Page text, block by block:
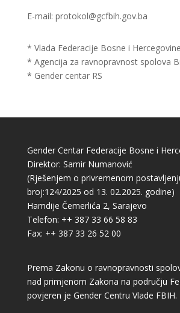
E-mail: protokol@gcfbih.gov.ba
* Vlada Federacije Bosne i Hercegovine
* Agencija za ravnopravnost spolova
* Gender centar RS
Gender Centar Federacije Bosne i
Direktor: Samir Numanović
(Rješenjem o privremenom
broj:124/2025 od 13. 02.2025. godine)
Hamdije Čemerlića 2, Sarajevo
Telefon: ++ 387 33 66 58 83
Fax: ++ 387 33 26 52 00
Prema Zakonu o ravnopravnosti
nad primjenom Zakona na području
povjeren je Gender Centru Vlade FBIH.